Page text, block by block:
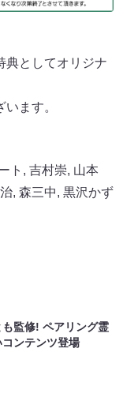
典としてオリジナ
ます。
ト , 吉村崇, 山本
, 森三中, 黒沢かず
監修! ペアリング霊
ンテンツ登場